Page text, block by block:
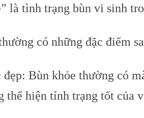
là tình trạng bùn vi sinh
có những đặc điểm
đẹp: Bùn khỏe thường có
thể hiện tính trạng tốt của